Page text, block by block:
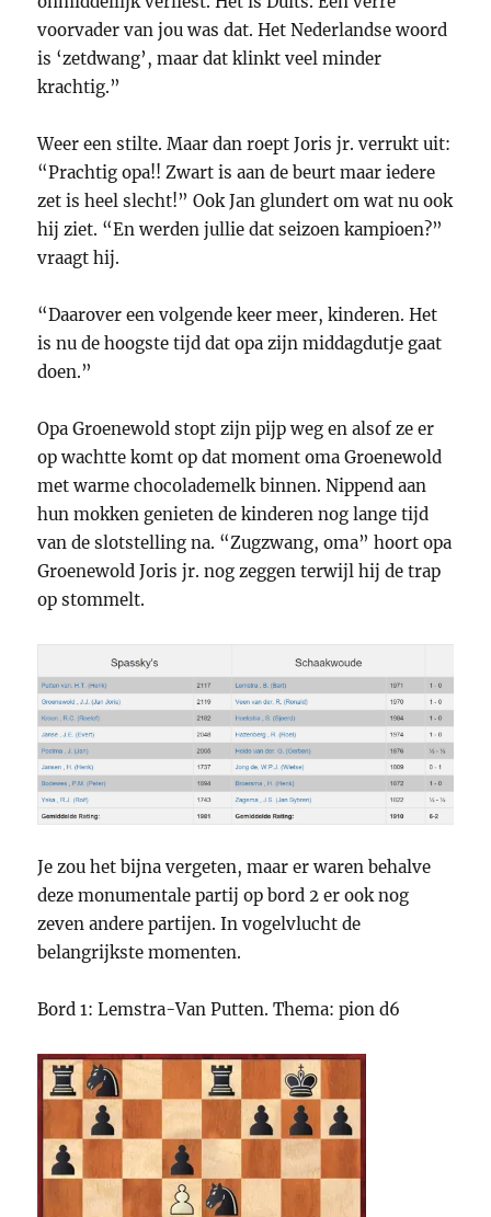
voorvader van jou was dat. Het Nederlandse woord
is ‘zetdwang’, maar dat klinkt veel minder
krachtig.”
Weer een stilte. Maar dan roept Joris jr. verrukt uit:
“Prachtig opa!! Zwart is aan de beurt maar iedere
zet is heel slecht!” Ook Jan glundert om wat nu ook
hij ziet. “En werden jullie dat seizoen kampioen?”
vraagt hij.
“Daarover een volgende keer meer, kinderen. Het
is nu de hoogste tijd dat opa zijn middagdutje gaat
doen.”
Opa Groenewold stopt zijn pijp weg en alsof ze er
op wachtte komt op dat moment oma Groenewold
met warme chocolademelk binnen. Nippend aan
hun mokken genieten de kinderen nog lange tijd
van de slotstelling na. “Zugzwang, oma” hoort opa
Groenewold Joris jr. nog zeggen terwijl hij de trap
op stommelt.
Je zou het bijna vergeten, maar er waren behalve
deze monumentale partij op bord 2 er ook nog
zeven andere partijen. In vogelvlucht de
belangrijkste momenten.
Bord 1: Lemstra-Van Putten. Thema: pion d6